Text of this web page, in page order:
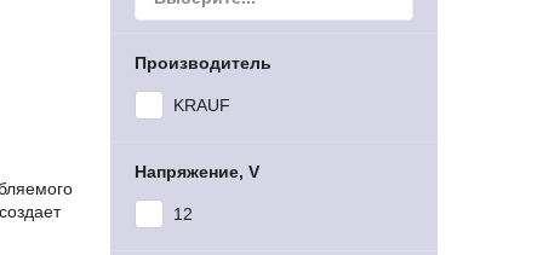
Производитель
KRAUF
Напряжение, V
12